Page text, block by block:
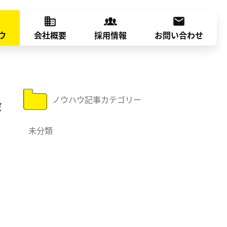
会社概要 採用情報 お問い合わせ
ノウハウ記事カテゴリー
未分類